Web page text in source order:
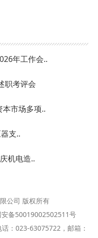
年工作会..
职考评会
市场多项..
支..
机电造..
公司 版权所有
备50019002502511号
：023-63075722，邮箱：